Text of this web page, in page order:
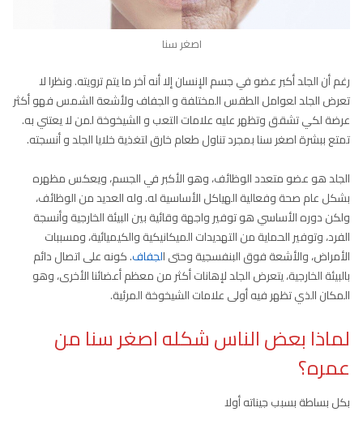
اصغر سنا
رغم أن الجلد أكبر عضو في جسم الإنسان إلا أنه آخر ما يتم ترويته. ونظرا لا
تعرض الجلد لعوامل الطقس المختلفة و الجفاف ولأشعة الشمس فهو أكثر
عرضة لكي تشقق وتظهر عليه علامات التعب و الشيخوخة لمن لا يعتني به.
تمتع ببشرة اصغر سنا بمجرد تناول طعام خارق لتغذية خلايا الجلد و أنسجته.
الجلد هو عضو متعدد الوظائف، وهو الأكبر في الجسم، ويعكس مظهره
بشكل عام صحة وفعالية الهياكل الأساسية له. وله العديد من الوظائف،
ولكن دوره الأساسي هو توفير واجهة وقائية بين البيئة الخارجية وأنسجة
الفرد، وتوفير الحماية من التهديدات الميكانيكية والكيميائية، ومسببات
الأمراض، والأشعة فوق البنفسجية وحتى الجفاف. كونه على اتصال دائم
بالبيئة الخارجية، يتعرض الجلد لإهانات أكثر من معظم أعضائنا الأخرى، وهو
المكان الذي تظهر فيه أولى علامات الشيخوخة المرئية.
لماذا بعض الناس شكله اصغر سنا من
عمره؟
بكل بساطة بسبب جيناته أولا